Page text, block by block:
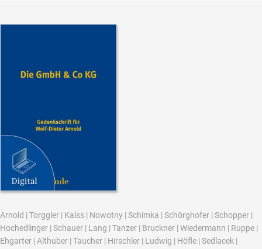
Arnold | Torggler | Kalss | Nowotny | Schimka | Schörghofer | Schopper |
Hochedlinger | Schauer | Lang | Tanzer | Bruckner | Wiedermann | Ruppe |
Ehgarter | Althuber | Taucher | Hirschler | Ludwig | Höfle | Sedlacek |